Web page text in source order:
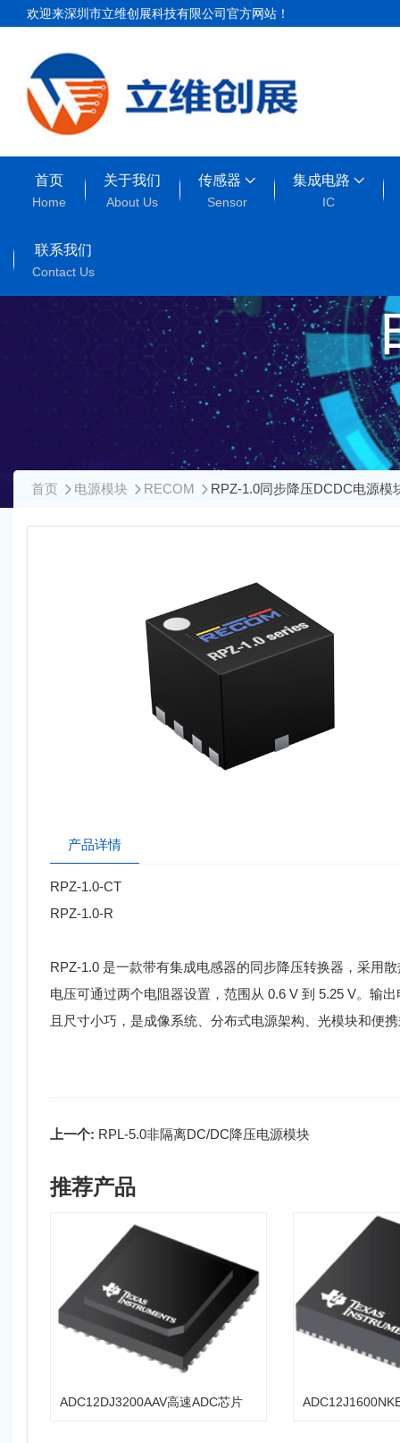
欢迎来深圳市立维创展科技有限公司官方网站！
首页
Home
关于我们
About Us
传感器
Sensor
集成电路
IC
联系我们
Contact Us
首页 电源模块 RECOM RPZ-1.0同步降压DCDC电源模
产品详情
RPZ-1.0-CT
RPZ-1.0-R
RPZ-1.0 是一款带有集成电感器的同步降压转换器，采用
电压可通过两个电阻器设置，范围从 0.6 V 到 5.25 V。输
且尺寸小巧，是成像系统、分布式电源架构、光模块和便
上一个: RPL-5.0非隔离DC/DC降压电源模块
推荐产品
ADC12DJ3200AAV高速ADC芯片